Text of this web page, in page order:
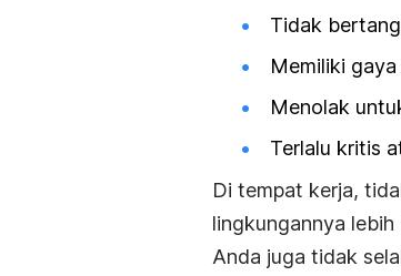
Tidak
Memiliki
Menolak
Terlalu kritis
Di tempat kerja,
lingkungannya
Anda juga tidak